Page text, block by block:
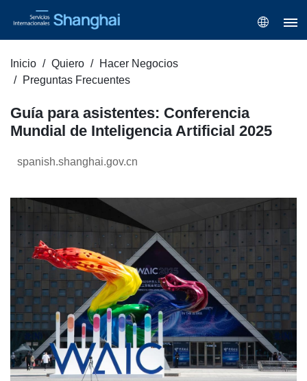
Inicio Quiero
Hacer Negocios
Preguntas Frecuentes
Guía para asistentes: Conferencia
Mundial de Inteligencia Artificial 2025
spanish.shanghai.gov.cn